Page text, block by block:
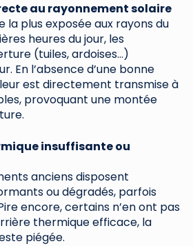
au rayonnement solaire
la plus exposée aux rayons du
heures du jour, les
(tuiles, ardoises…)
En l’absence d’une bonne
est directement transmise à
provoquant une montée
insuffisante ou
anciens disposent
ou dégradés, parfois
encore, certains n’en ont pas
thermique efficace, la
piégée.